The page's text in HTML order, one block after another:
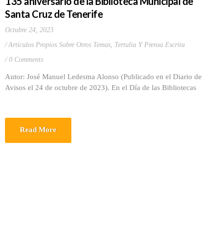
Santa Cruz de Tenerife
Octubre 24, 2023
Artículos Propios Sobre Otros Temas, Tertulia Y Prensa Escrita
0 Comments
Autor: José Manuel Ledesma Alonso (Publicado en el Diario de
Avisos el 24 de octubre de 2023). En el Día de las Bibliotecas
Read More